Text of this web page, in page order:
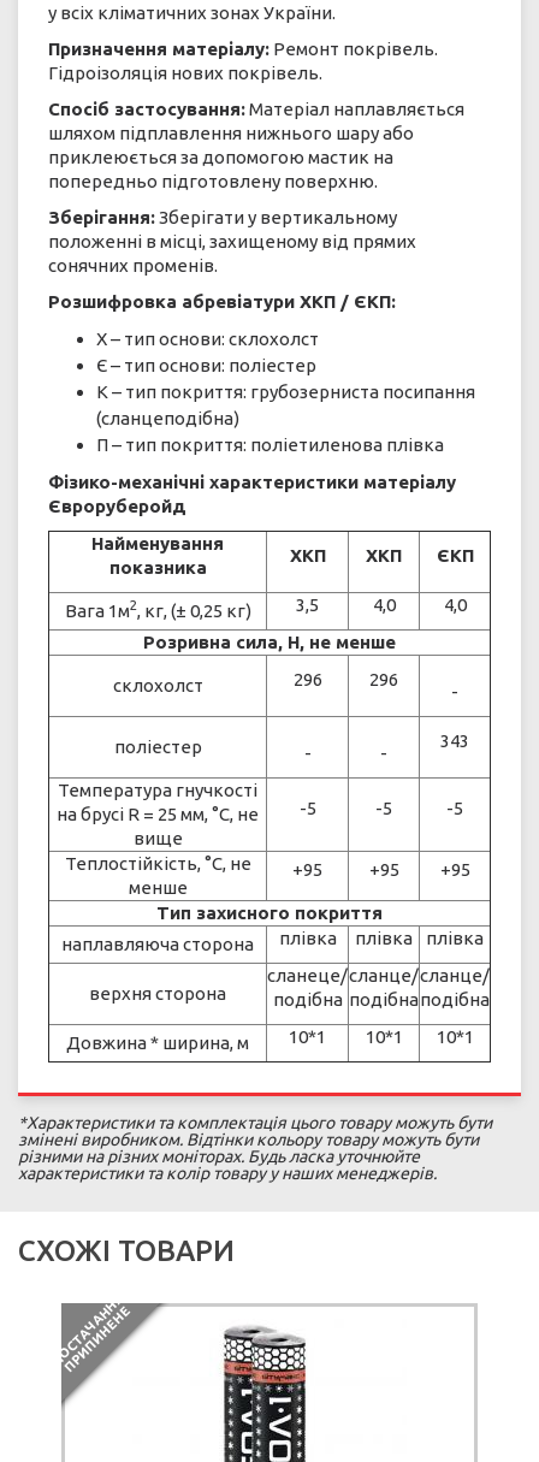
у всіх кліматичних зонах України.
Призначення матеріалу: Ремонт покрівель.
Гідроізоляція нових покрівель.
Спосіб застосування:Матеріал наплавляється
шляхом підплавлення нижнього шару або
приклеюється за допомогою мастик на
попередньо підготовлену поверхню.
Зберігання:Зберігати у вертикальному
положенні в місці, захищеному від прямих
сонячних променів.
Розшифровка абревіатури ХКП / ЄКП:
Х – тип основи: склохолст
Є – тип основи: поліестер
К – тип покриття: грубозерниста посипання
(сланцеподібна)
П – тип покриття: поліетиленова плівка
Фізико-механічні характеристики матеріалу
Євроруберойд
Найменування
показника
ХКП ХКП ЄКП
Вага 1м2, кг, (± 0,25 кг) 3,5 4,0
4,0
Розривна сила, Н, не менше
склохолст 296 296
-
поліестер - -
343
Температура гнучкості
на брусі R = 25 мм, °С, не
вище
-5 -5 -5
Теплостійкість, °С, не
менше
+95 +95 +95
Тип захисного покриття
наплавляюча сторона
плівка плівка плівка
верхня сторона
сланеце/
подібна
сланце/
подібна
сланце/
подібна
Довжина * ширина, м 10*1 10*1 10*1
*Характеристики та комплектація цього товару можуть бути
змінені виробником. Відтінки кольору товару можуть бути
різними на різних моніторах. Будь ласка уточнюйте
характеристики та колір товару у наших менеджерів.
СХОЖІ ТОВАРИ